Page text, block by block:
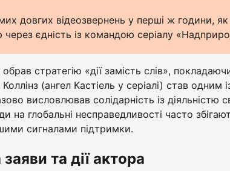
довгих відеозвернень у перші ж години,
через єдність із командою серіалу
стратегію «дії замість слів»,
(ангел Кастіель у серіалі) став
висловлював солідарність із
на глобальні несправедливості часто
сигналами підтримки.
та дії актора